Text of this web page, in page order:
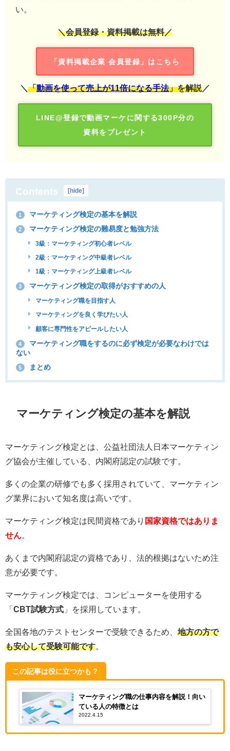
い。
＼会員登録・資料掲載は無料／
「資料掲載企業 会員登録」はこちら
＼ 「動画を使って売上が11倍になる手法」を解説／
LINE@登録で動画マーケに関する300P分の
資料をプレゼント
Contents [hide]
1 マーケティング検定の基本を解説
2 マーケティング検定の難易度と勉強方法
3級：マーケティング初心者レベル
2級：マーケティング中級者レベル
1級：マーケティング上級者レベル
3 マーケティング検定の取得がおすすめの人
マーケティング職を目指す人
マーケティングを良く学びたい人
顧客に専門性をアピールしたい人
4
マーケティング職をするのに必ず検定が必要なわけでは
ない
5 まとめ
マーケティング検定の基本を解説
マーケティング検定とは、公益社団法人日本マーケティン
グ協会が主催している、内閣府認定の試験です。
多くの企業の研修でも多く採用されていて、マーケティン
グ業界において知名度は高いです。
マーケティング検定は民間資格であり 国家資格ではありま
せん
あくまで内閣府認定の資格であり、法的根拠はないため注
意が必要です。
マーケティング検定では、コンピューターを使用する
「 CBT試験方式 」を採用しています。
全国各地のテストセンターで受験できるため、 地方の方で
も安心して受験可能です
この記事は役に立つかも？
マーケティング職の仕事内容を解説！向い
ている人の特徴とは
2022.4.15